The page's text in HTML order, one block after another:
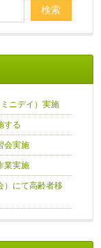
ニデイ）実施
する
会実施
業実施
）にて高齢者移